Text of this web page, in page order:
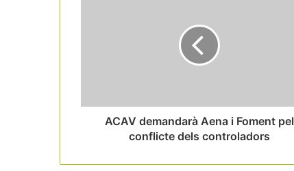
ACAV demandarà Aena i Foment pel
conflicte dels controladors